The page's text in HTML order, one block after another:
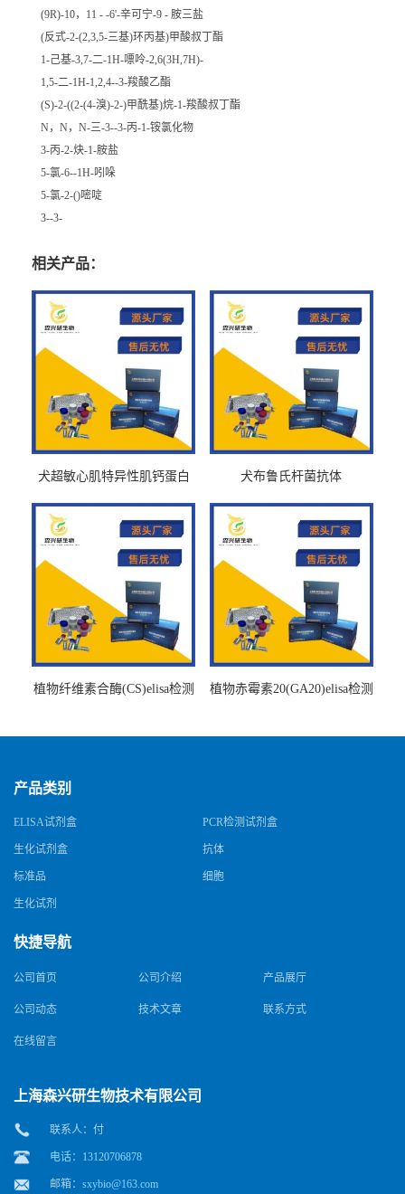
(9R)-10，11 - -6'-辛可宁-9 - 胺三盐
(反式-2-(2,3,5-三基)环丙基)甲酸叔丁酯
1-己基-3,7-二-1H-嘌呤-2,6(3H,7H)-
1,5-二-1H-1,2,4--3-羧酸乙酯
(S)-2-((2-(4-溴)-2-)甲酰基)烷-1-羧酸叔丁酯
N，N，N-三-3--3-丙-1-铵氯化物
3-丙-2-炔-1-胺盐
5-氯-6--1H-吲哚
5-氯-2-()嘧啶
3--3-
相关产品：
犬超敏心肌特异性肌钙蛋白
犬布鲁氏杆菌抗体
植物纤维素合酶(CS)elisa检测
植物赤霉素20(GA20)elisa检测
产品类别
ELISA试剂盒 PCR检测试剂盒
生化试剂盒 抗体
标准品 细胞
生化试剂
快捷导航
公司首页 公司介绍 产品展厅
公司动态 技术文章 联系方式
在线留言
上海森兴研生物技术有限公司
联系人：付
电话：13120706878
邮箱： sxybio@163.com